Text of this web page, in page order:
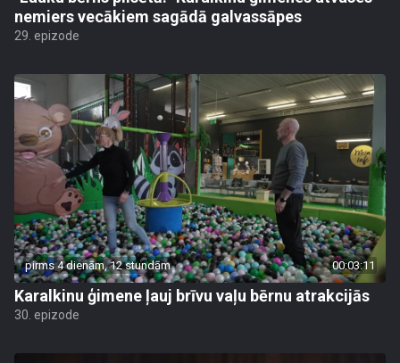
nemiers vecākiem sagādā galvassāpes
29. epizode
pirms 4 dienām, 12 stundām 00:03:11
Karalkinu ģimene ļauj brīvu vaļu bērnu atrakcijās
30. epizode